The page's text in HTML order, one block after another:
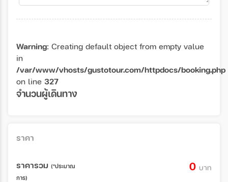
Warning: Creating default object from empty value
in
/var/www/vhosts/gustotour.com/httpdocs/booking.php
on line 327
จำนวนผู้เดินทาง
ราคา
ราคารวม (*ประมาณ
การ)
0 บาท